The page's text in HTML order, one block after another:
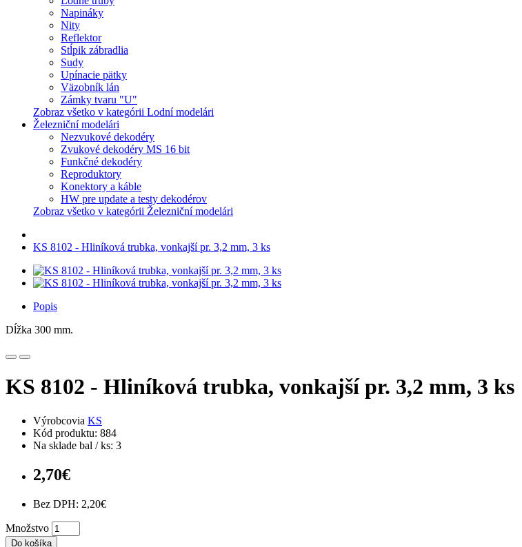
Napináky
Nity
Reflektor
Stĺpik zábradlia
Sudy
Upínacie pätky
Väzobník lán
Zámky tvaru "U"
Zobraz všetko v kategórii Lodní modelári
Železniční modelári
Nezvukové dekodéry
Zvukové dekodéry MS 16 bit
Funkčné dekodéry
Reproduktory
Konektory a káble
HW pre update a testy dekodérov
Zobraz všetko v kategórii Železniční modelári
KS 8102 - Hliníková trubka, vonkajší pr. 3,2 mm, 3 ks
Popis
Dĺžka 300 mm.
KS 8102 - Hliníková trubka, vonkajší pr. 3,2 mm, 3 ks
Výrobcovia KS
Kód produktu: 884
Na sklade bal / ks: 3
2,70€
Bez DPH: 2,20€
Množstvo
Do košíka